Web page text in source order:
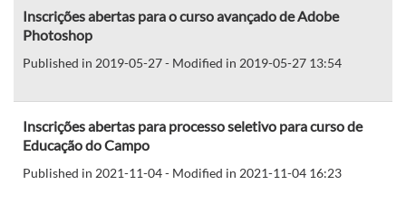
Inscrições abertas para o curso avançado de Adobe
Photoshop
Published in 2019-05-27 - Modified in 2019-05-27 13:54
Inscrições abertas para processo seletivo para curso de
Educação do Campo
Published in 2021-11-04 - Modified in 2021-11-04 16:23